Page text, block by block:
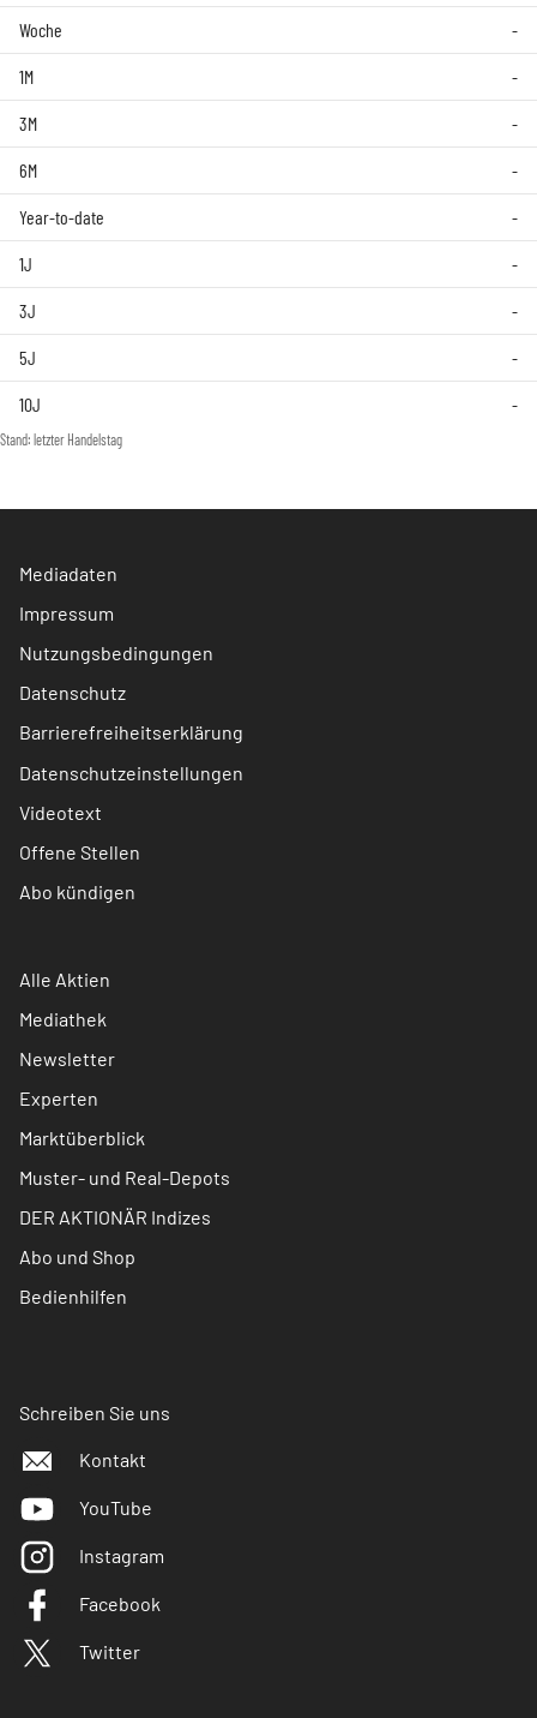
Woche -
1M -
3M -
6M -
Year-to-date -
1J -
3J -
5J -
10J -
Stand: letzter Handelstag
Mediadaten
Impressum
Nutzungsbedingungen
Datenschutz
Barrierefreiheitserklärung
Datenschutzeinstellungen
Videotext
Offene Stellen
Abo kündigen
Alle Aktien
Mediathek
Newsletter
Experten
Marktüberblick
Muster- und Real-Depots
DER AKTIONÄR Indizes
Abo und Shop
Bedienhilfen
Schreiben Sie uns
Kontakt
YouTube
Instagram
Facebook
Twitter